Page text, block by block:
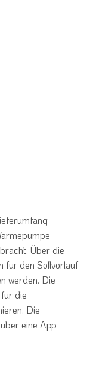
Über die
für den Sollvorlauf
werden. Die
die
Die
eine App